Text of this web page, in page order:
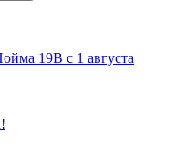
19В с 1 августа